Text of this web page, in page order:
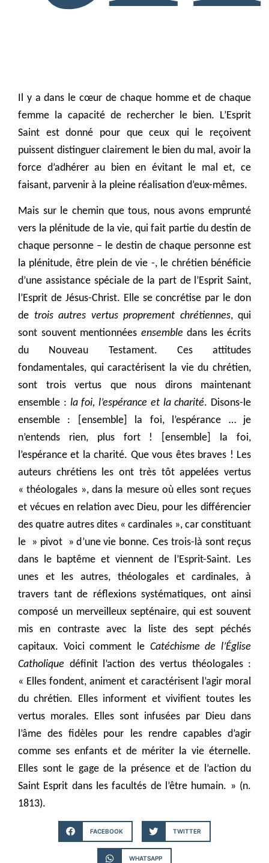
Il y a dans le cœur de chaque homme et de chaque
femme la capacité de rechercher le bien. L’Esprit
Saint est donné pour que ceux qui le reçoivent
puissent distinguer clairement le bien du mal, avoir la
force d’adhérer au bien en évitant le mal et, ce
faisant, parvenir à la pleine réalisation d’eux-mêmes.
Mais sur le chemin que tous, nous avons emprunté
vers la plénitude de la vie, qui fait partie du destin de
chaque personne – le destin de chaque personne est
la plénitude, être plein de vie -, le chrétien bénéficie
d’une assistance spéciale de la part de l’Esprit Saint,
l’Esprit de Jésus-Christ. Elle se concrétise par le don
de trois autres vertus proprement chrétiennes, qui
sont souvent mentionnées ensemble dans les écrits
du Nouveau Testament. Ces attitudes
fondamentales, qui caractérisent la vie du chrétien,
sont trois vertus que nous dirons maintenant
ensemble : la foi, l’espérance et la charité. Disons-le
ensemble : [ensemble] la foi, l’espérance … je
n’entends rien, plus fort ! [ensemble] la foi,
l’espérance et la charité. Que vous êtes braves ! Les
auteurs chrétiens les ont très tôt appelées vertus
« théologales », dans la mesure où elles sont reçues
et vécues en relation avec Dieu, pour les différencier
des quatre autres dites « cardinales », car constituant
le » pivot » d’une vie bonne. Ces trois-là sont reçus
dans le baptême et viennent de l’Esprit-Saint. Les
unes et les autres, théologales et cardinales, à
travers tant de réflexions systématiques, ont ainsi
composé un merveilleux septénaire, qui est souvent
mis en contraste avec la liste des sept péchés
capitaux. Voici comment le Catéchisme de l’Église
Catholique définit l’action des vertus théologales :
« Elles fondent, animent et caractérisent l’agir moral
du chrétien. Elles informent et vivifient toutes les
vertus morales. Elles sont infusées par Dieu dans
l’âme des fidèles pour les rendre capables d’agir
comme ses enfants et de mériter la vie éternelle.
Elles sont le gage de la présence et de l’action du
Saint Esprit dans les facultés de l’être humain. » (n.
1813).
FACEBOOK TWITTER
WHATSAPP